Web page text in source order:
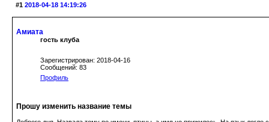
#1 2018-04-18 14:19:26
Амиата
гость клуба
Зарегистрирован: 2018-04-16
Сообщений: 83
Профиль
Прошу изменить название темы